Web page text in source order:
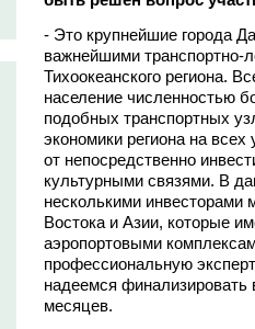
- Это крупнейшие города
важнейшими транспортно-
Тихоокеанского региона.
население численностью
подобных транспортных
экономики региона на
от непосредственно
культурными связями. В
несколькими инвесторами
Востока и Азии, которые
аэропортовыми
профессиональную
надеемся финализировать
месяцев.